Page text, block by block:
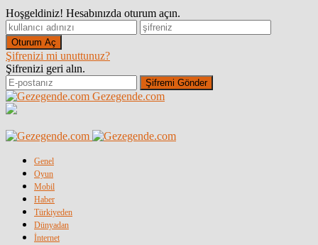
Hoşgeldiniz! Hesabınızda oturum açın.
Şifrenizi mi unuttunuz?
Şifrenizi geri alın.
Gezegende.com
Genel
Oyun
Mobil
Haber
Türkiyeden
Dünyadan
İnternet